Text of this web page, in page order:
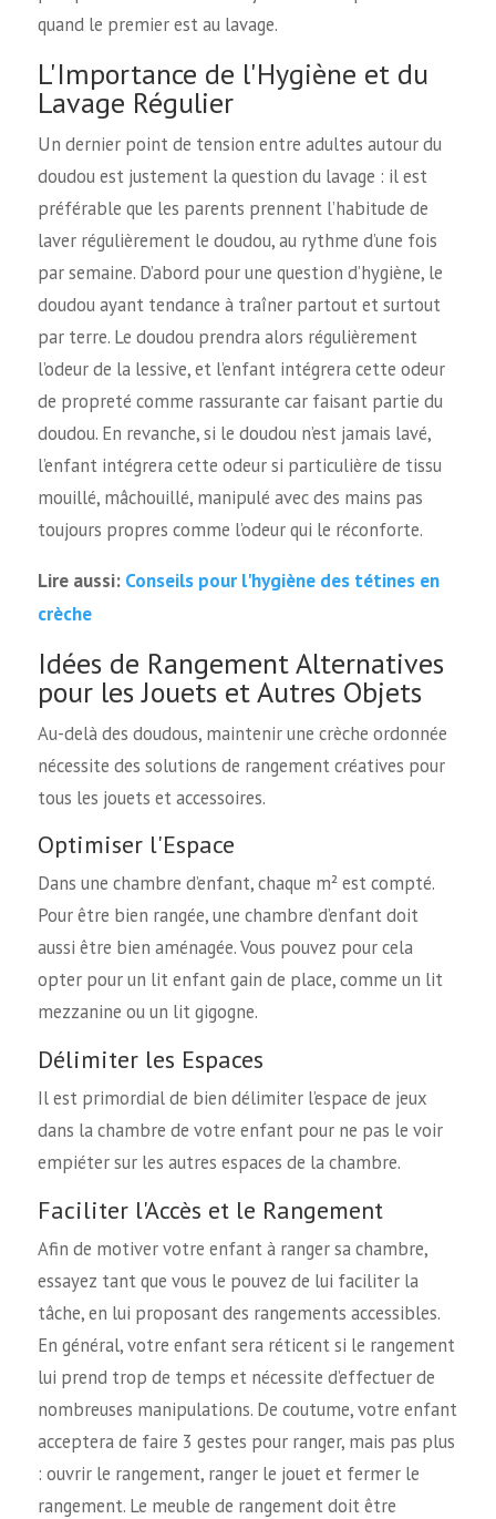
quand le premier est au lavage.
L'Importance de l'Hygiène et du
Lavage Régulier
Un dernier point de tension entre adultes autour du
doudou est justement la question du lavage : il est
préférable que les parents prennent l’habitude de
laver régulièrement le doudou, au rythme d’une fois
par semaine. D’abord pour une question d’hygiène, le
doudou ayant tendance à traîner partout et surtout
par terre. Le doudou prendra alors régulièrement
l’odeur de la lessive, et l’enfant intégrera cette odeur
de propreté comme rassurante car faisant partie du
doudou. En revanche, si le doudou n’est jamais lavé,
l’enfant intégrera cette odeur si particulière de tissu
mouillé, mâchouillé, manipulé avec des mains pas
toujours propres comme l’odeur qui le réconforte.
Lire aussi: Conseils pour l'hygiène des tétines en
crèche
Idées de Rangement Alternatives
pour les Jouets et Autres Objets
Au-delà des doudous, maintenir une crèche ordonnée
nécessite des solutions de rangement créatives pour
tous les jouets et accessoires.
Optimiser l'Espace
Dans une chambre d’enfant, chaque m² est compté.
Pour être bien rangée, une chambre d’enfant doit
aussi être bien aménagée. Vous pouvez pour cela
opter pour un lit enfant gain de place, comme un lit
mezzanine ou un lit gigogne.
Délimiter les Espaces
Il est primordial de bien délimiter l’espace de jeux
dans la chambre de votre enfant pour ne pas le voir
empiéter sur les autres espaces de la chambre.
Faciliter l'Accès et le Rangement
Afin de motiver votre enfant à ranger sa chambre,
essayez tant que vous le pouvez de lui faciliter la
tâche, en lui proposant des rangements accessibles.
En général, votre enfant sera réticent si le rangement
lui prend trop de temps et nécessite d’effectuer de
nombreuses manipulations. De coutume, votre enfant
acceptera de faire 3 gestes pour ranger, mais pas plus
: ouvrir le rangement, ranger le jouet et fermer le
rangement. Le meuble de rangement doit être